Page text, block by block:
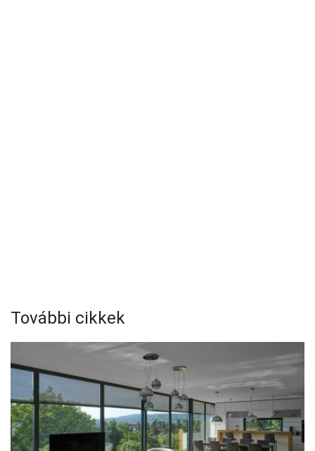
További cikkek